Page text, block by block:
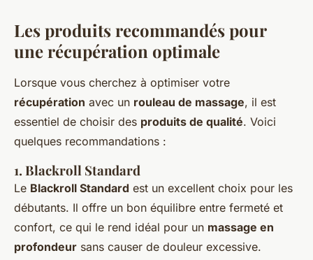
Les produits recommandés pour
une récupération optimale
Lorsque vous cherchez à optimiser votre
récupération avec un rouleau de massage, il est
essentiel de choisir des produits de qualité. Voici
quelques recommandations :
1. Blackroll Standard
Le Blackroll Standard est un excellent choix pour les
débutants. Il offre un bon équilibre entre fermeté et
confort, ce qui le rend idéal pour un massage en
profondeur sans causer de douleur excessive.